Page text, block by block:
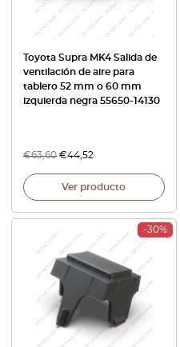
Toyota Supra MK4 Salida de
ventilación de aire para
tablero 52 mm o 60 mm
izquierda negra 55650-14130
€63,60 €44,52
Ver producto
-30%